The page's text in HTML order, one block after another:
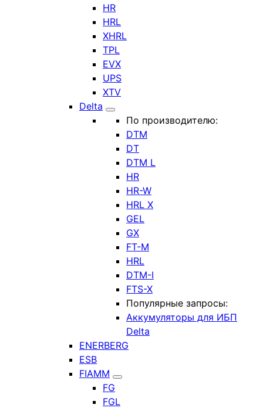
HR
HRL
XHRL
TPL
EVX
UPS
XTV
Delta
По производителю:
DTM
DT
DTM L
HR
HR-W
HRL X
GEL
GX
FT-M
HRL
DTM-I
FTS-X
Популярные запросы:
Аккумуляторы для ИБП
Delta
ENERBERG
ESB
FIAMM
FG
FGL